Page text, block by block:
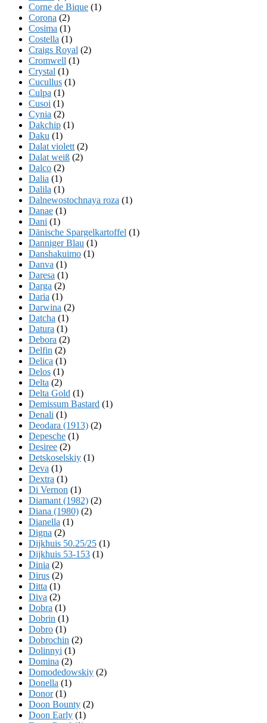
Corne de Bique (1)
Corona (2)
Cosima (1)
Costella (1)
Craigs Royal (2)
Cromwell (1)
Crystal (1)
Cucullus (1)
Culpa (1)
Cusoi (1)
Cynia (2)
Dakchip (1)
Daku (1)
Dalat violett (2)
Dalat weiß (2)
Dalco (2)
Dalia (1)
Dalila (1)
Dalnewostochnaya roza (1)
Danae (1)
Dani (1)
Dänische Spargelkartoffel (1)
Danniger Blau (1)
Danshakuimo (1)
Danva (1)
Daresa (1)
Darga (2)
Daria (1)
Darwina (2)
Datcha (1)
Datura (1)
Debora (2)
Delfin (2)
Delica (1)
Delos (1)
Delta (2)
Delta Gold (1)
Demissum Bastard (1)
Denali (1)
Deodara (1913) (2)
Depesche (1)
Desiree (2)
Detskoselskiy (1)
Deva (1)
Dextra (1)
Di Vernon (1)
Diamant (1982) (2)
Diana (1980) (2)
Dianella (1)
Digna (2)
Dijkhuis 50.25/25 (1)
Dijkhuis 53-153 (1)
Dinia (2)
Dirus (2)
Ditta (1)
Diva (2)
Dobra (1)
Dobrin (1)
Dobro (1)
Dobrochin (2)
Dolinnyi (1)
Domina (2)
Domodedowskiy (2)
Donella (1)
Donor(1)
Doon Bounty (2)
Doon Early (1)